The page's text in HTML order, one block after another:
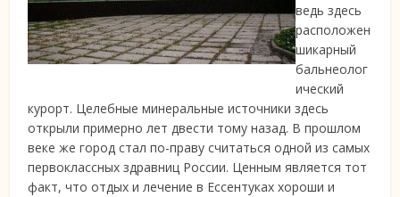
ведь здесь
расположен
шикарный
бальнеолог
ический
курорт. Целебные минеральные источники здесь
открыли примерно лет двести тому назад. В прошлом
веке же город стал по-праву считаться одной из самых
первоклассных здравниц России. Ценным является тот
факт, что отдых и лечение в Ессентуках хороши и